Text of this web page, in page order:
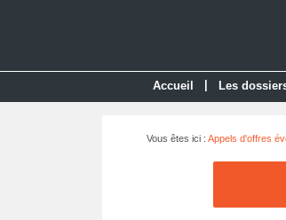
Accueil Les
Vous êtes ici : Appels d'offres